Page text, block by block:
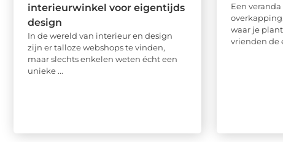
interieurwinkel voor eigentijds
design
In de wereld van interieur en design
zijn er talloze webshops te vinden,
maar slechts enkelen weten écht een
unieke ...
Een
waar je
vrienden de